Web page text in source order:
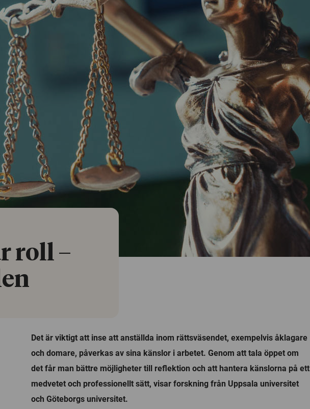
roll –
Det är viktigt att inse att anställda inom rättsväsendet, exempelvis åklagare
och domare, påverkas av sina känslor i arbetet. Genom att tala öppet om
det får man bättre möjligheter till reflektion och att hantera känslorna på ett
medvetet och professionellt sätt, visar forskning från Uppsala universitet
och Göteborgs universitet.